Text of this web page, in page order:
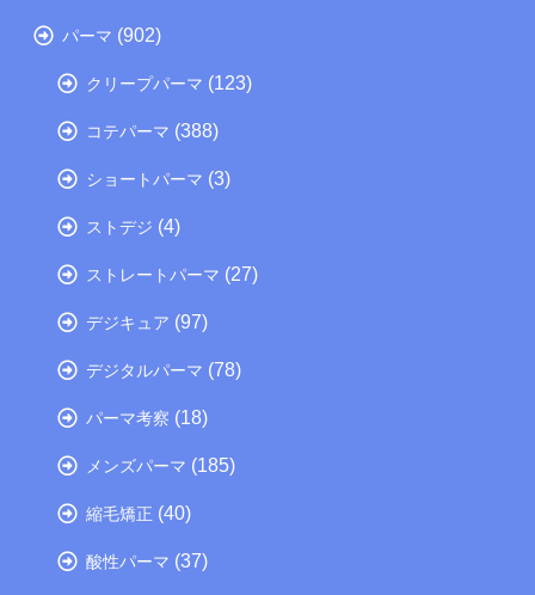
パーマ (902)
クリープパーマ (123)
コテパーマ (388)
ショートパーマ (3)
ストデジ (4)
ストレートパーマ (27)
デジキュア (97)
デジタルパーマ (78)
パーマ考察 (18)
メンズパーマ (185)
縮毛矯正 (40)
酸性パーマ (37)